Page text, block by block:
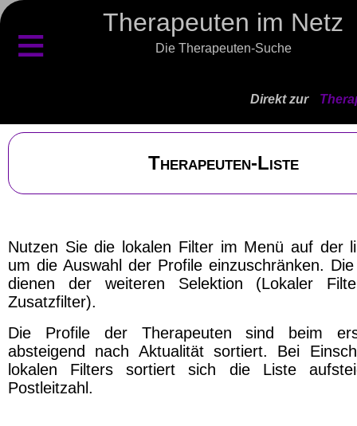
Therapeuten im Netz
Die Therapeuten-Suche
≡
Direkt zur
Therapeuten-Liste
Nutzen Sie die lokalen Filter im Menü auf der
um die Auswahl der Profile einzuschränken.
dienen der weiteren Selektion (Lokaler
Zusatzfilter).
Die Profile der Therapeuten sind beim
absteigend nach Aktualität sortiert. Bei
lokalen Filters sortiert sich die Liste
Postleitzahl.